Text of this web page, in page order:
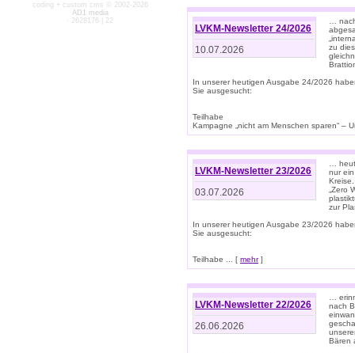
coding + custom cms © 2002-2026
AD1 media
· 2628176 | 22
LVKM-Newsletter 24/2026
10.07.2026
…
zu
In unserer heutigen Ausgabe 24/2026
Sie ausgesucht:
Teilhabe
Kampagne „nicht am Menschen sparen“ –
LVKM-Newsletter 23/2026
03.07.2026
…
nur
„Zero
zur
In unserer heutigen Ausgabe 23/2026
Sie ausgesucht:
Teilhabe ... [ mehr]
LVKM-Newsletter 22/2026
26.06.2026
…
nach
Bären